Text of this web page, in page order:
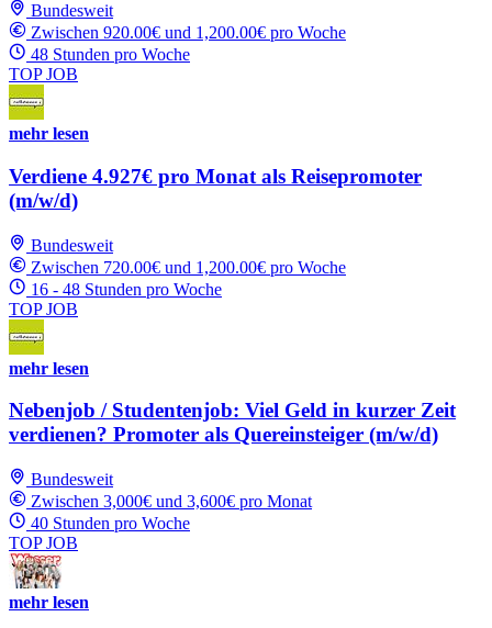
Bundesweit
Zwischen 920.00€ und 1,200.00€ pro Woche
48 Stunden pro Woche
TOP JOB
mehr lesen
Verdiene 4.927€ pro Monat als Reisepromoter
(m/w/d)
Bundesweit
Zwischen 720.00€ und 1,200.00€ pro Woche
16 - 48 Stunden pro Woche
TOP JOB
mehr lesen
Nebenjob / Studentenjob: Viel Geld in kurzer Zeit
verdienen? Promoter als Quereinsteiger (m/w/d)
Bundesweit
Zwischen 3,000€ und 3,600€ pro Monat
40 Stunden pro Woche
TOP JOB
mehr lesen